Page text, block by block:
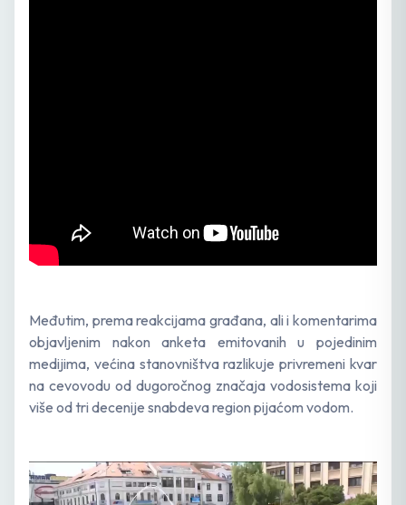
Međutim, prema reakcijama građana, ali i komentarima
objavljenim nakon anketa emitovanih u pojedinim
medijima, većina stanovništva razlikuje privremeni kvar
na cevovodu od dugoročnog značaja vodosistema koji
više od tri decenije snabdeva region pijaćom vodom.